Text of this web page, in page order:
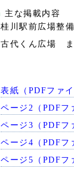
主な掲載内容
桂川駅前広場整
古代くん広場 ま
表紙（PDFファ
ページ2（PDFフ
ページ3（PDFフ
ページ4（PDFフ
ページ5（PDFフ